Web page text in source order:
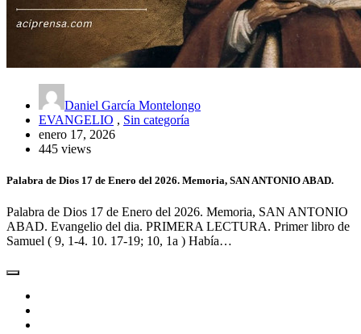
Daniel García Montelongo
EVANGELIO , Sin categoría
enero 17, 2026
445 views
Palabra de Dios 17 de Enero del 2026. Memoria, SAN ANTONIO ABAD.
Palabra de Dios 17 de Enero del 2026. Memoria, SAN ANTONIO
ABAD. Evangelio del dia. PRIMERA LECTURA. Primer libro de
Samuel ( 9, 1-4. 10. 17-19; 10, 1a ) Había…